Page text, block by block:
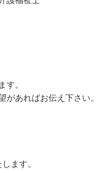
す。
があればお伝え下さい。
ます。